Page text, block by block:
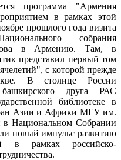
программа "Армения
в рамках этой
прошлого года визита
собрания
в Армению. Там, в
представил первый том
с которой прежде
В столице России
друга РАС
библиотеке в
Азии и Африки МГУ им.
в Национальном Собрании
новый импульс развитию
в рамках российско-